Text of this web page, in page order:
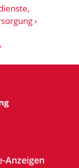
Anzeigen